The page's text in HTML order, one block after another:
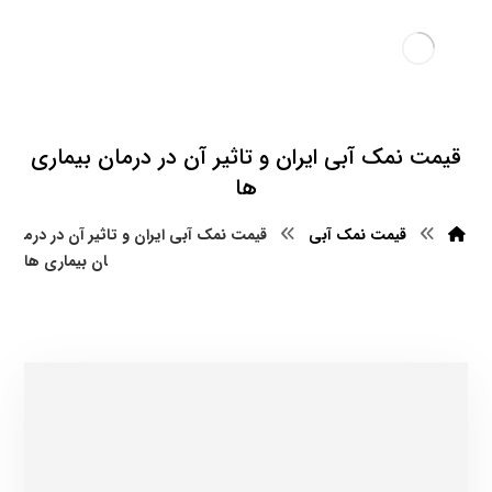
قیمت نمک آبی ایران و تاثیر آن در درمان بیماری
ها
قیمت نمک آبی
قیمت نمک آبی ایران و تاثیر آن در درم
ان بیماری ها